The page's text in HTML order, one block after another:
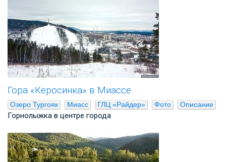
Гора «Керосинка» в Миассе
Озеро Тургояк Миасс ГЛЦ «Райдер» Фото Описание
Горнолыжка в центре города